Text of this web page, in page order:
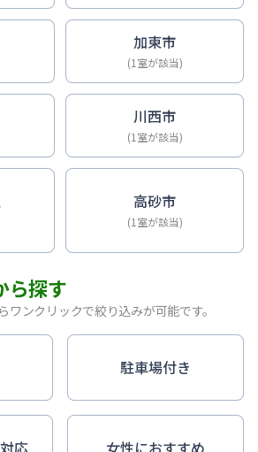
加東市
(1室が該当)
川西市
(1室が該当)
高砂市
(1室が該当)
ら探す
ワンクリックで絞り込みが可能です。
駐車場付き
応 女性におすすめ